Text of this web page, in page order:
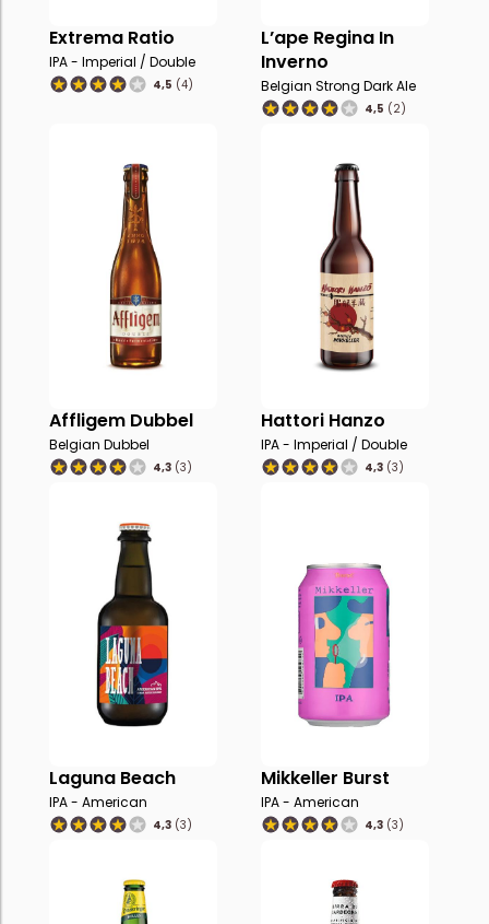
Extrema Ratio
IPA - Imperial / Double
4,5 (4)
L’ape Regina In
Inverno
Belgian Strong Dark Ale
4,5 (2)
Affligem Dubbel
Belgian Dubbel
4,3 (3)
Hattori Hanzo
IPA - Imperial / Double
4,3 (3)
Laguna Beach
IPA - American
4,3 (3)
Mikkeller Burst
IPA - American
4,3 (3)